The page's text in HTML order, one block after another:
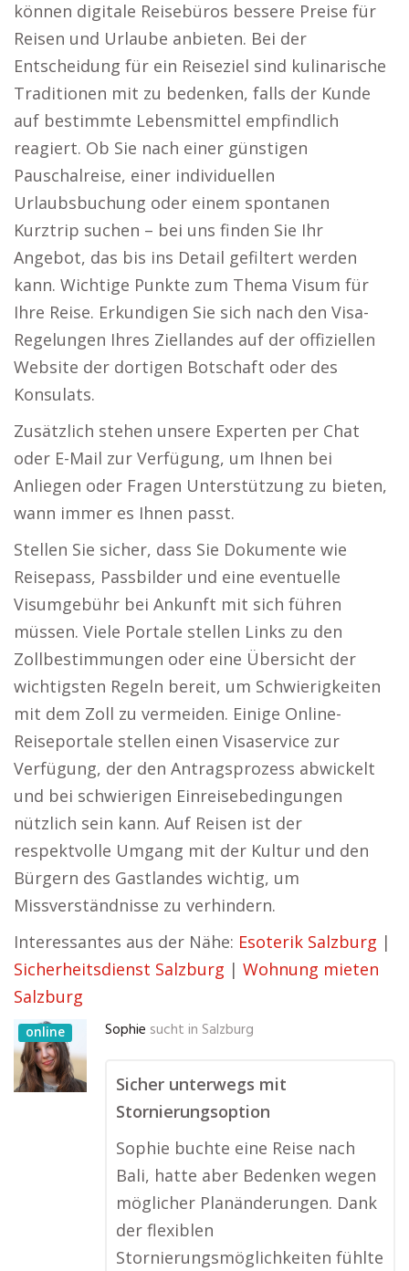
können digitale Reisebüros bessere Preise für
Reisen und Urlaube anbieten. Bei der
Entscheidung für ein Reiseziel sind kulinarische
Traditionen mit zu bedenken, falls der Kunde
auf bestimmte Lebensmittel empfindlich
reagiert. Ob Sie nach einer günstigen
Pauschalreise, einer individuellen
Urlaubsbuchung oder einem spontanen
Kurztrip suchen – bei uns finden Sie Ihr
Angebot, das bis ins Detail gefiltert werden
kann. Wichtige Punkte zum Thema Visum für
Ihre Reise. Erkundigen Sie sich nach den Visa-
Regelungen Ihres Ziellandes auf der offiziellen
Website der dortigen Botschaft oder des
Konsulats.
Zusätzlich stehen unsere Experten per Chat
oder E-Mail zur Verfügung, um Ihnen bei
Anliegen oder Fragen Unterstützung zu bieten,
wann immer es Ihnen passt.
Stellen Sie sicher, dass Sie Dokumente wie
Reisepass, Passbilder und eine eventuelle
Visumgebühr bei Ankunft mit sich führen
müssen. Viele Portale stellen Links zu den
Zollbestimmungen oder eine Übersicht der
wichtigsten Regeln bereit, um Schwierigkeiten
mit dem Zoll zu vermeiden. Einige Online-
Reiseportale stellen einen Visaservice zur
Verfügung, der den Antragsprozess abwickelt
und bei schwierigen Einreisebedingungen
nützlich sein kann. Auf Reisen ist der
respektvolle Umgang mit der Kultur und den
Bürgern des Gastlandes wichtig, um
Missverständnisse zu verhindern.
Interessantes aus der Nähe: Esoterik Salzburg |
Sicherheitsdienst Salzburg | Wohnung mieten
Salzburg
online Sophie sucht in Salzburg
Sicher unterwegs mit
Stornierungsoption
Sophie buchte eine Reise nach
Bali, hatte aber Bedenken wegen
möglicher Planänderungen. Dank
der flexiblen
Stornierungsmöglichkeiten fühlte